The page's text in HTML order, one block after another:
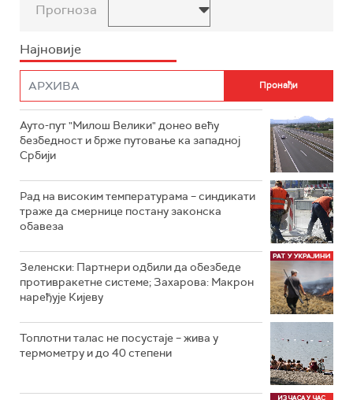
Прогноза
Најновије
Ауто-пут "Милош Велики" донео већу
безбедност и брже путовање ка западној
Србији
Рад на високим температурама – синдикати
траже да смернице постану законска
обавеза
Зеленски: Партнери одбили да обезбеде
противракетне системе; Захарова: Макрон
наређује Кијеву
Топлотни талас не посустаје – жива у
термометру и до 40 степени